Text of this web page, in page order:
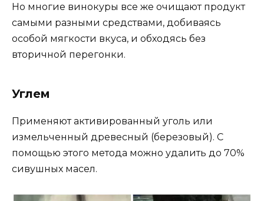
Но многие винокуры все же очищают продукт
самыми разными средствами, добиваясь
особой мягкости вкуса, и обходясь без
вторичной перегонки.
Углем
Применяют активированный уголь или
измельченный древесный (березовый). С
помощью этого метода можно удалить до 70%
сивушных масел.